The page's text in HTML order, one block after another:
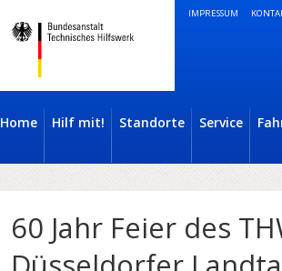
IMPRESSUM
Home Hilf mit! Standorte Service
60 Jahr Feier des